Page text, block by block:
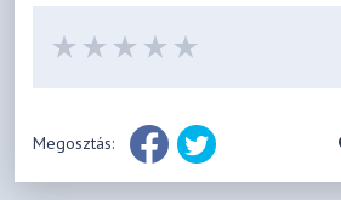
Megosztás: